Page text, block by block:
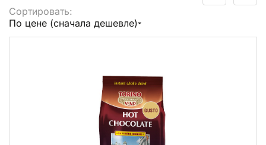
Сортировать:
По цене (сначала дешевле)
Выбрать все